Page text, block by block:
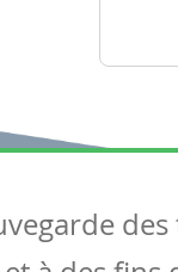
Articles